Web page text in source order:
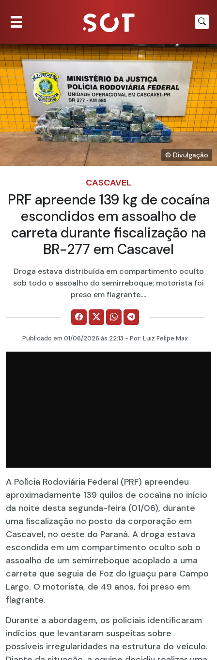
© Divulgação
CASCAVEL
PRF apreende 139 kg de cocaína
escondidos em assoalho de
carreta durante fiscalização na
BR-277 em Cascavel
Droga estava distribuída em compartimento oculto
sob todo o assoalho do semirreboque; motorista foi
preso em flagrante....
Publicado em 01/06/2026 às 22:13 - Por: Luiz Felipe Max
A Polícia Rodoviária Federal (PRF) apreendeu
aproximadamente 139 quilos de cocaína no início
da noite desta segunda-feira (01/06), durante
uma fiscalização no posto da corporação em
Cascavel, no oeste do Paraná. A droga estava
escondida em um compartimento oculto sob o
assoalho de um semirreboque acoplado a uma
carreta que seguia de Foz do Iguaçu para Campo
Largo. O motorista, de 49 anos, foi preso em
flagrante.
Durante a abordagem, os policiais identificaram
indícios que levantaram suspeitas sobre
possíveis irregularidades na estrutura do veículo.